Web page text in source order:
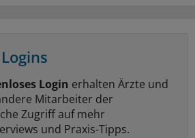
Login erhalten Ärzte und
Mitarbeiter der
Zugriff auf mehr
und Praxis-Tipps.